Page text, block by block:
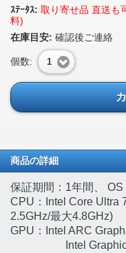
ｽﾃｰﾀｽ: 取り寄せ品 直送も
料)
在庫目安: 確認後ご連絡
個数: 1
商品の詳細
保証期間：1年間、 OS
CPU：Intel Core Ultra
2.5GHz/最大4.8GHz)
GPU：Intel ARC
Intel Graphics (